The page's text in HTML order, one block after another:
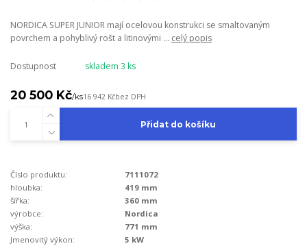
NORDICA SUPER JUNIOR mají ocelovou konstrukci se smaltovaným
povrchem a pohyblivý rošt a litinovými ... celý popis
Dostupnost skladem 3 ks
20 500 Kč/ks16 942 Kčbez DPH
Přidat do košíku
Číslo produktu:
7111072
hloubka:
419 mm
šířka:
360 mm
výrobce:
Nordica
výška:
771 mm
Jmenovitý výkon:
5 kW